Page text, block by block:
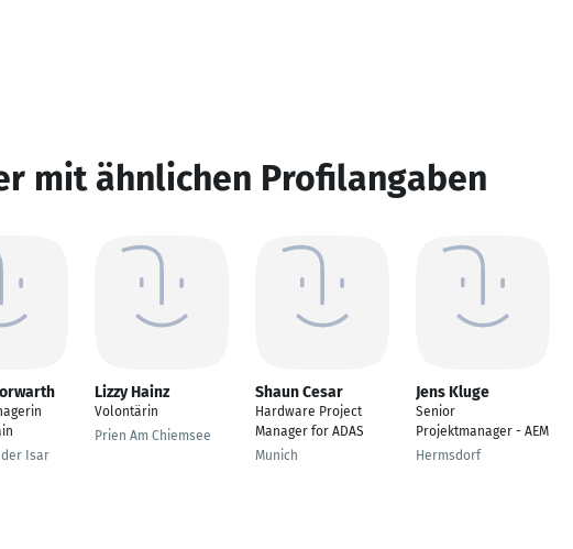
mit ähnlichen Profilangaben
der Isar
Lizzy Hainz
Volontärin
Prien Am Chiemsee
Shaun Cesar
Hardware Project
Manager for ADAS
Munich
Jens Kluge
Senior
Projektmanager - AEM
Hermsdorf